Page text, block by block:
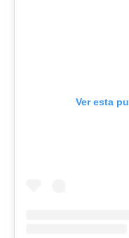
Ver esta